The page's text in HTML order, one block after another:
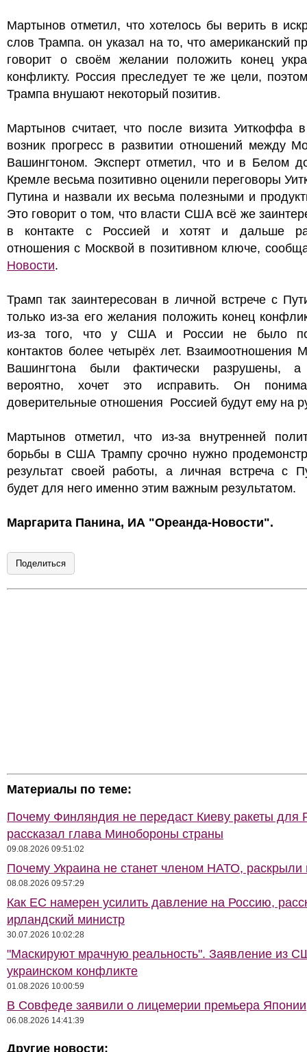
Мартынов отметил, что хотелось бы верить в
слов Трампа. он указал на то, что американский
говорит о своём желании положить конец
конфликту. Россия преследует те же цели,
Трампа внушают некоторый позитив.
Мартынов считает, что после визита Уиткоффа
возник прогресс в развитии отношений между
Вашингтоном. Эксперт отметил, что и в Белом
Кремле весьма позитивно оценили переговоры
Путина и назвали их весьма полезными и
Это говорит о том, что власти США всё же
в контакте с Россией и хотят и дальше
отношения с Москвой в позитивном ключе,
Новости.
Трамп так заинтересован в личной встрече с
только из-за его желания положить конец
из-за того, что у США и России не было
контактов более четырёх лет. Взаимоотношения
Вашингтона были фактически разрушены,
вероятно, хочет это исправить. Он
доверительные отношения Россией будут ему на
Мартынов отметил, что из-за внутренней
борьбы в США Трампу срочно нужно
результат своей работы, а личная встреча с
будет для него именно этим важным результатом.
Маргарита Панина, ИА "Ореанда-Новости".
Поделиться
Материалы по теме:
Почему Финляндия не передаст Киеву ракеты для
рассказал глава Минобороны страны
09.08.2026 09:51:02
Почему Украина не станет членом НАТО,
08.08.2026 09:57:29
Как ЕС намерен усилить давление на Россию,
ирландский министр
30.07.2026 10:02:28
"Маскируют мрачную реальность". Заявление из
украинском конфликте
01.08.2026 10:00:59
В Совфеде заявили о лицемерии премьера Японии
06.08.2026 14:41:39
Другие новости: